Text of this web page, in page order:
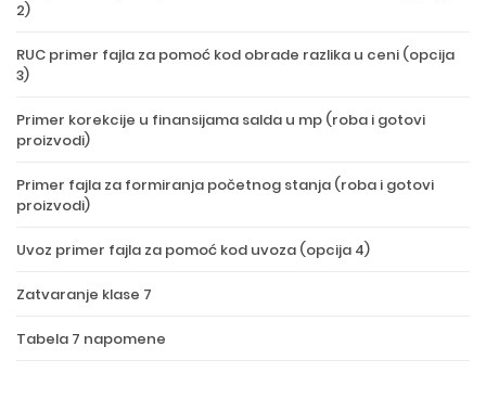
2)
RUC primer fajla za pomoć kod obrade razlika u ceni (opcija
3)
Primer korekcije u finansijama salda u mp (roba i gotovi
proizvodi)
Primer fajla za formiranja početnog stanja (roba i gotovi
proizvodi)
Uvoz primer fajla za pomoć kod uvoza (opcija 4)
Zatvaranje klase 7
Tabela 7 napomene